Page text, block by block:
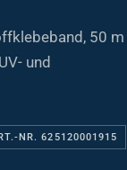
50 m x
und
NR. 625120001915